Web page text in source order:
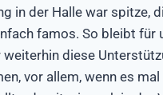
in der Halle war spitze,
famos. So bleibt für
diese
vor allem, wenn es